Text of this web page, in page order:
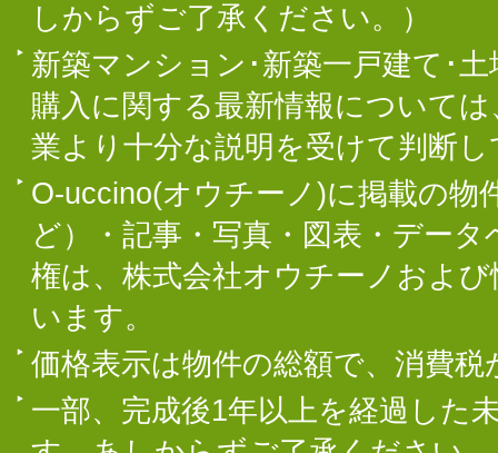
しからずご了承ください。）
新築マンション･新築一戸建て･
購入に関する最新情報について
業より十分な説明を受けて判断
O-uccino(オウチーノ)に掲載の物
ど）・記事・写真・図表・デー
権は、株式会社オウチーノおよ
います。
価格表示は物件の総額で、消費
一部、完成後1年以上を経過した